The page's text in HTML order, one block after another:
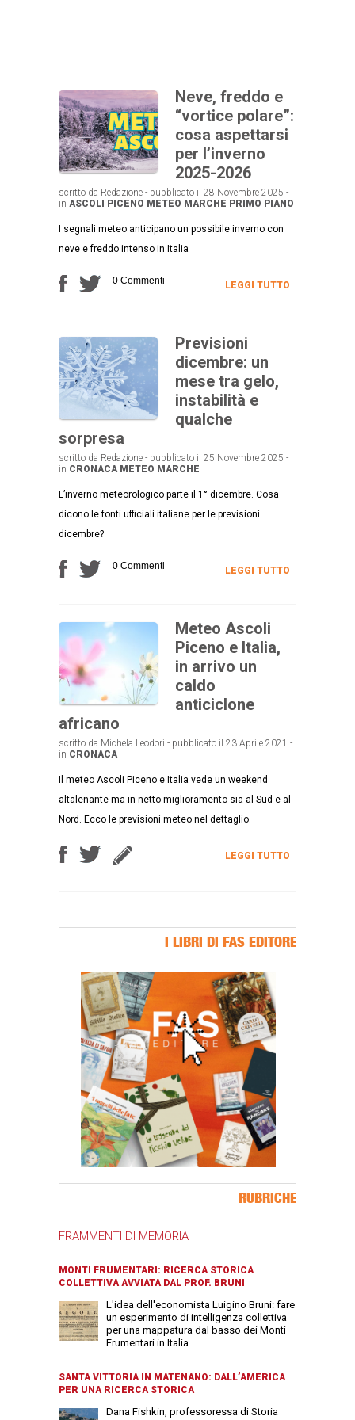
Neve, freddo e
“vortice polare”:
cosa aspettarsi
per l’inverno
2025-2026
scritto da Redazione - pubblicato il 28 Novembre 2025 -
in ASCOLI PICENO METEO MARCHE PRIMO PIANO
I segnali meteo anticipano un possibile inverno con
neve e freddo intenso in Italia
0 Commenti LEGGI TUTTO
Previsioni
dicembre: un
mese tra gelo,
instabilità e
qualche
sorpresa
scritto da Redazione - pubblicato il 25 Novembre 2025 -
in CRONACA METEO MARCHE
L’inverno meteorologico parte il 1° dicembre. Cosa
dicono le fonti ufficiali italiane per le previsioni
dicembre?
0 Commenti LEGGI TUTTO
Meteo Ascoli
Piceno e Italia,
in arrivo un
caldo
anticiclone
africano
scritto da Michela Leodori - pubblicato il 23 Aprile 2021 -
in CRONACA
Il meteo Ascoli Piceno e Italia vede un weekend
altalenante ma in netto miglioramento sia al Sud e al
Nord. Ecco le previsioni meteo nel dettaglio.
LEGGI TUTTO
I LIBRI DI FAS EDITORE
RUBRICHE
FRAMMENTI DI MEMORIA
MONTI FRUMENTARI: RICERCA STORICA
COLLETTIVA AVVIATA DAL PROF. BRUNI
L'idea dell'economista Luigino Bruni: fare
un esperimento di intelligenza collettiva
per una mappatura dal basso dei Monti
Frumentari in Italia
SANTA VITTORIA IN MATENANO: DALL’AMERICA
PER UNA RICERCA STORICA
Dana Fishkin, professoressa di Storia